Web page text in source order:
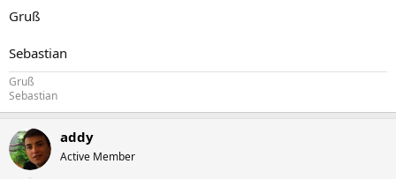
Gruß
Sebastian
Gruß
Sebastian
addy
Active Member